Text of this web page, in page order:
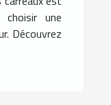
une
Découvrez